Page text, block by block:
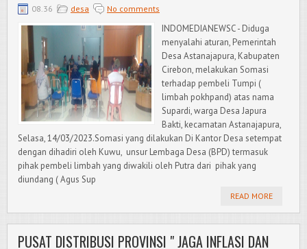
08.36 desa No comments
INDOMEDIANEWSC - Diduga
menyalahi aturan, Pemerintah
Desa Astanajapura, Kabupaten
Cirebon, melakukan Somasi
terhadap pembeli Tumpi (
limbah pokhpand) atas nama
Supardi, warga Desa Japura
Bakti, kecamatan Astanajapura,
Selasa, 14/03/2023.Somasi yang dilakukan Di Kantor Desa setempat
dengan dihadiri oleh Kuwu, unsur Lembaga Desa (BPD) termasuk
pihak pembeli limbah yang diwakili oleh Putra dari pihak yang
diundang ( Agus Sup
READ MORE
PUSAT DISTRIBUSI PROVINSI " JAGA INFLASI DAN